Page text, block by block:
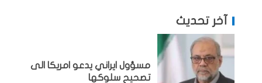
آخر تحديث
مسؤول ايراني يدعو امريكا الى
تصحيح سلوكها